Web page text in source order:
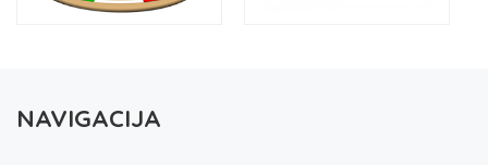
NAVIGACIJA